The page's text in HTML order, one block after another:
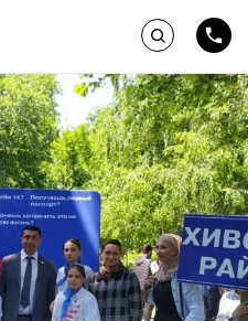
Пропустить и перейти к
Выполнить